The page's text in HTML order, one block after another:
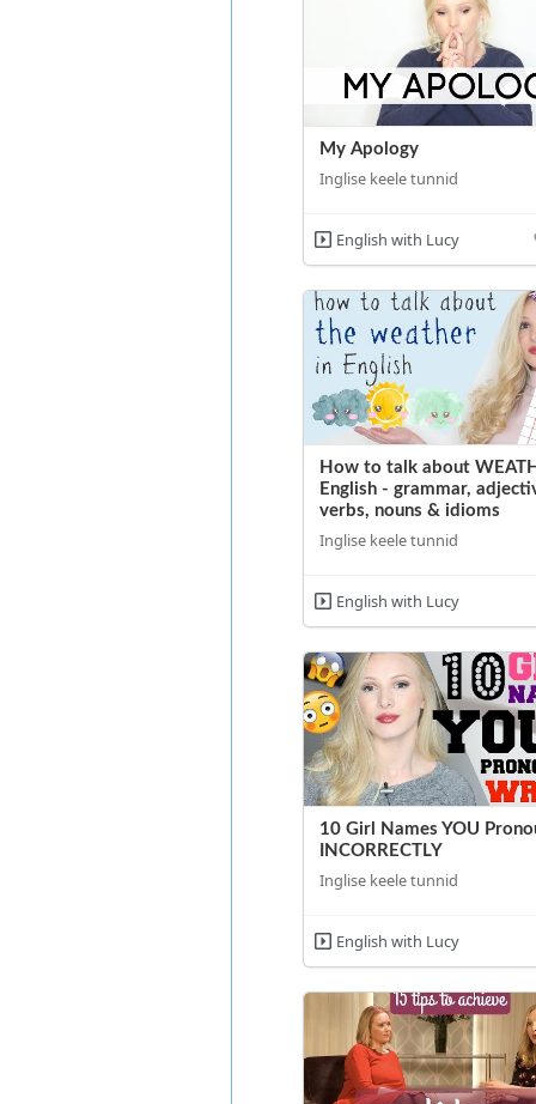
My Apology
Inglise keele tunnid
English with Lucy
How to talk about
English - grammar,
verbs, nouns & idioms
Inglise keele tunnid
English with Lucy
10 Girl Names YOU
INCORRECTLY
Inglise keele tunnid
English with Lucy